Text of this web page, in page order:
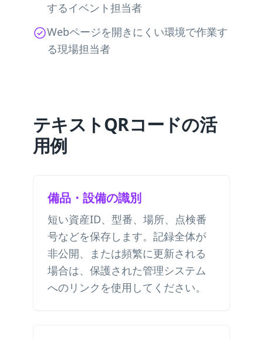
するイベント担当者
Webページを開きにくい環境で作業す
る現場担当者
テキストQRコードの活
用例
備品・設備の識別
短い資産ID、型番、場所、点検番
号などを保存します。記録全体が
非公開、または頻繁に更新される
場合は、保護された管理システム
へのリンクを使用してください。